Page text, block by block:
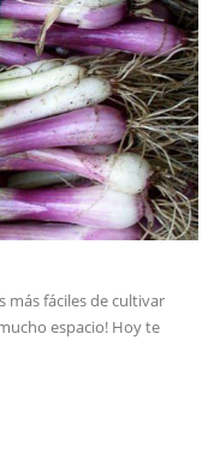
más fáciles de cultivar
espacio! Hoy te